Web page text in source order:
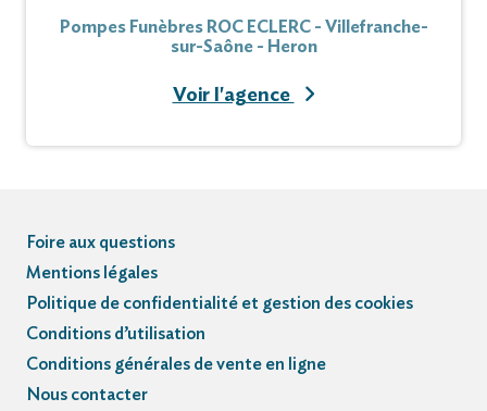
Pompes Funèbres ROC ECLERC - Villefranche-
sur-Saône - Heron
Voir l'agence
Foire aux questions
Mentions légales
Politique de confidentialité et gestion des cookies
Conditions d’utilisation
Conditions générales de vente en ligne
Nous contacter